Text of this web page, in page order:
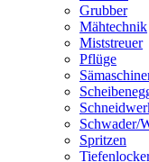
Grubber
Mähtechnik
Miststreuer
Pflüge
Schwader/
Spritzen